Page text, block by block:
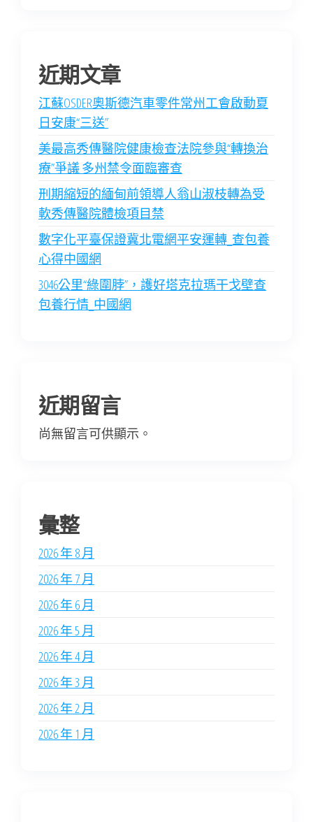
近期文章
江蘇OSDER奧斯德汽車零件常州工會啟動夏
日安康“三送”
美最高秀傳醫院健康檢查法院參與“轉換治
療”爭議 多州禁令面臨審查
刑期縮短的緬甸前領導人翁山淑枝轉為受
軟秀傳醫院體檢項目禁
數字化平臺保證冀北電網平安運轉_查包養
心得中國網
3046公里“綠圍脖”，護好塔克拉瑪干戈壁查
包養行情_中國網
近期留言
尚無留言可供顯示。
彙整
2026 年 8 月
2026 年 7 月
2026 年 6 月
2026 年 5 月
2026 年 4 月
2026 年 3 月
2026 年 2 月
2026 年 1 月